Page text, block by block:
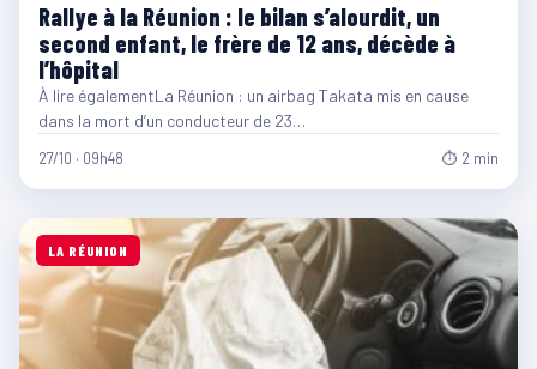
Rallye à la Réunion : le bilan s’alourdit, un
second enfant, le frère de 12 ans, décède à
l’hôpital
À lire égalementLa Réunion : un airbag Takata mis en cause
dans la mort d’un conducteur de 23…
27/10 · 09h48 ⏱ 2 min
LA RÉUNION